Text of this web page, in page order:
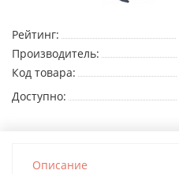
Рейтинг:
Производитель:
Код товара:
Доступно:
Описание